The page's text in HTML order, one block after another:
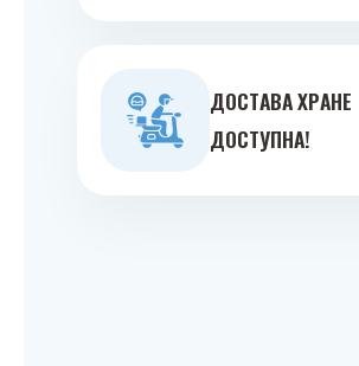
ДOСТAВA ХРAНE
ДOСТУПНA!